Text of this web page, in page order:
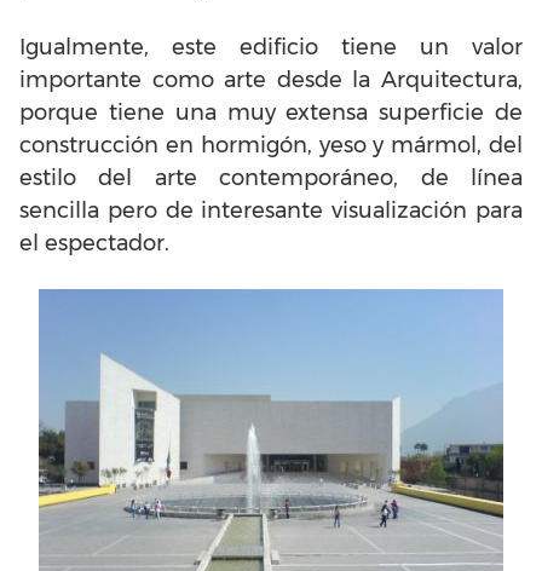
Igualmente, este edificio tiene un valor
importante como arte desde la Arquitectura,
porque tiene una muy extensa superficie de
construcción en hormigón, yeso y mármol, del
estilo del arte contemporáneo, de línea
sencilla pero de interesante visualización para
el espectador.